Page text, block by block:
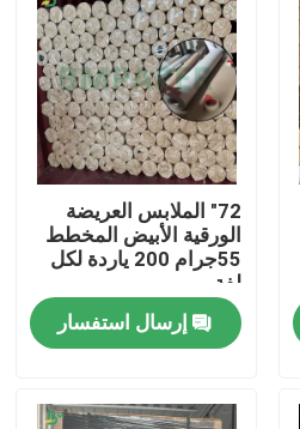
72" الملابس العريضة
الورقية الأبيض المخطط
55جرام 200 ياردة لكل
لفة
إرسال استفسار